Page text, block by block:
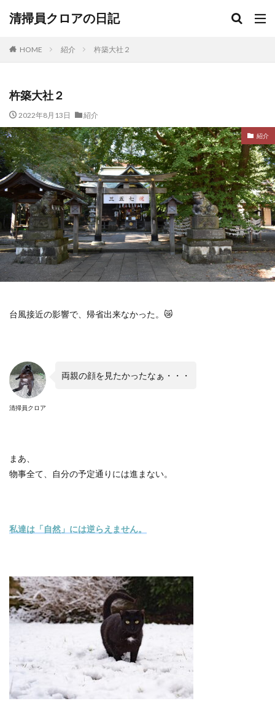
清掃員クロアの日記
HOME 紹介 杵築大社２
杵築大社２
2022年8月13日 紹介
紹介
台風接近の影響で、帰省出来なかった。 😿
清掃員クロア
両親の顔を見たかったなぁ・・・
まあ、
物事全て、自分の予定通りには進まない。
私達は「自然」には逆らえません。